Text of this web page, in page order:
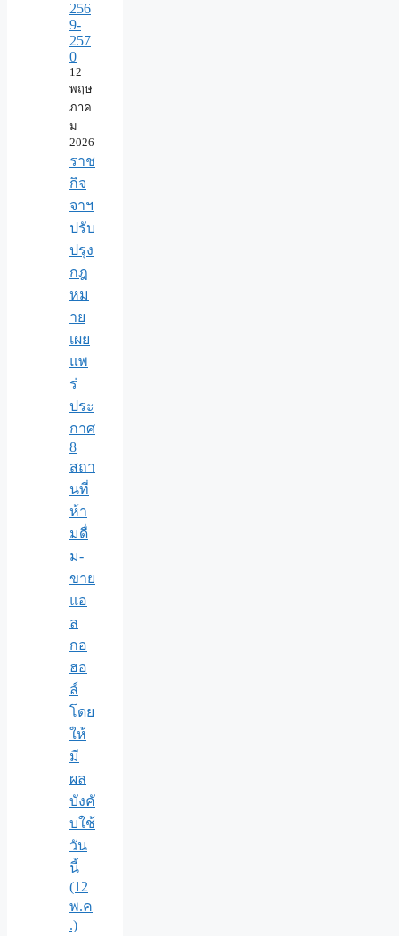
256
9-
257
0
12
พฤษ
ภาค
ม
2026
ราช
กิจ
จาฯ
ปรับ
ปรุง
กฎ
หม
าย
เผย
แพ
ร่
ประ
กาศ
8
สถา
นที่
ห้า
มดื่
ม-
ขาย
แอ
ล
กอ
ฮอ
ล์
โดย
ให้
มี
ผล
บังคั
บใช้
วัน
นี้
(12
พ.ค
.)